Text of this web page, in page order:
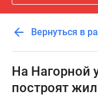
Новостройки
Москвы
Готовые
новостройки
Новостройки
Вернуться в
На Нагорной
построят